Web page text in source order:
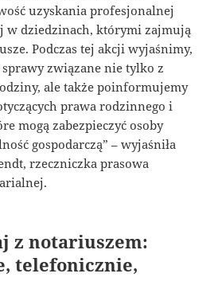
uzyskania profesjonalnej
dziedzinach, którymi zajmują
Podczas tej akcji wyjaśnimy,
związane nie tylko z
ale także poinformujemy
prawa rodzinnego i
mogą zabezpieczyć osoby
gospodarczą” – wyjaśniła
rzeczniczka prasowa
z notariuszem:
telefonicznie,